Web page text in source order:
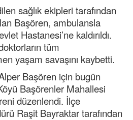
sağlık ekipleri tarafından
Başören, ambulansla
Hastanesi’ne kaldırıldı.
tüm
yaşam savaşını kaybetti.
Başören için bugün
Başörenler Mahallesi
düzenlendi. İlçe
Raşit Bayraktar tarafından